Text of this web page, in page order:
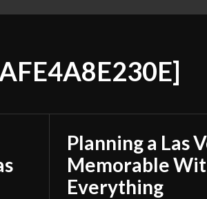
Planning a Las
Memorable
Everything